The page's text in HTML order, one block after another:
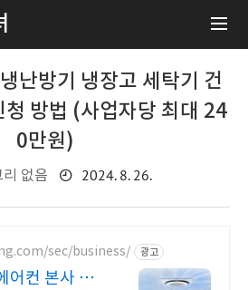
난방기 냉장고 세탁기 건
청 방법 (사업자당 최대 24
0만원)
리 없음 2024. 8. 26.
sec/business/ 광고
어컨 본사 공